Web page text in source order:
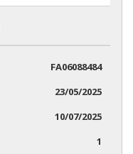
FA06088484
23/05/2025
10/07/2025
1